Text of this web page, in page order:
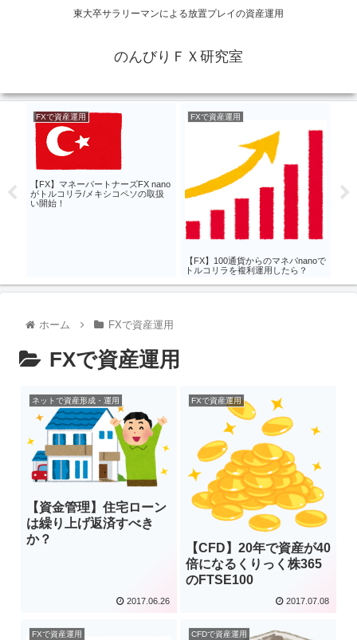
東大卒サラリーマンによる放置プレイの資産運用
のんびりＦＸ研究室
FXで資産運用
【FX】マネーパートナーズFX nano
がトルコリラ/メキシコペソの取扱
い開始！
FXで資産運用
【FX】100通貨からのマネパnanoで
トルコリラを複利運用したら？
ホーム FXで資産運用
FXで資産運用
ネットで資産形成・運用
【資金管理】住宅ローン
は繰り上げ返済すべき
か？
2017.06.26
FXで資産運用
【CFD】20年で資産が40
倍になるくりっく株365
のFTSE100
2017.07.08
FXで資産運用 CFDで資産運用